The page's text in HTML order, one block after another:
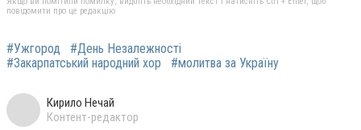
повідомити про це редакцію
#Ужгород
#День Незалежності
#Закарпатський народний хор
#молитва за Україну
Кирило Нечай
Контент-редактор